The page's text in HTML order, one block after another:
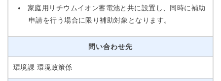
家庭用リチウムイオン蓄電池と共に設置し、同時に補助
申請を行う場合に限り補助対象となります。
問い合わせ先
環境課 環境政策係